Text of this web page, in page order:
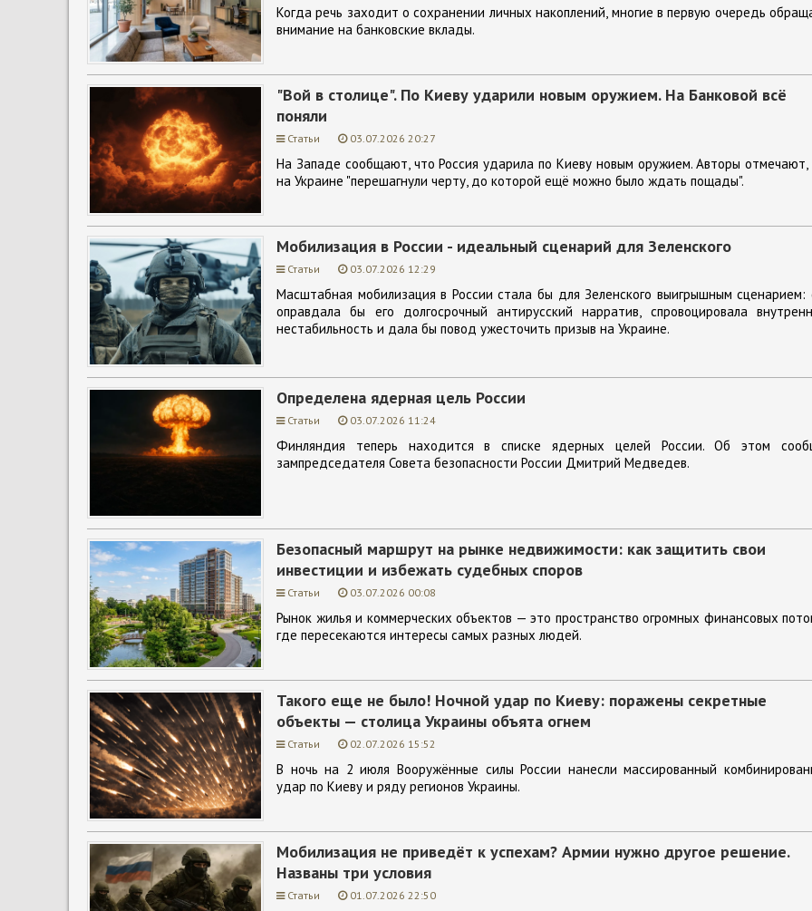
Когда речь заходит о сохранении личных накоплений, многие в первую очередь
внимание на банковские вклады.
"Вой в столице". По Киеву ударили новым оружием. На Банковой всё
поняли
Статьи 03.07.2026 20:27
На Западе сообщают, что Россия ударила по Киеву новым оружием. Авторы отмечают,
на Украине "перешагнули черту, до которой ещё можно было ждать пощады".
Мобилизация в России - идеальный сценарий для Зеленского
Статьи 03.07.2026 12:29
Масштабная мобилизация в России стала бы для Зеленского выигрышным сценарием:
оправдала бы его долгосрочный антирусский нарратив, спровоцировала
нестабильность и дала бы повод ужесточить призыв на Украине.
Определена ядерная цель России
Статьи 03.07.2026 11:24
Финляндия теперь находится в списке ядерных целей России. Об этом
зампредседателя Совета безопасности России Дмитрий Медведев.
Безопасный маршрут на рынке недвижимости: как защитить свои
инвестиции и избежать судебных споров
Статьи 03.07.2026 00:08
Рынок жилья и коммерческих объектов — это пространство огромных финансовых
где пересекаются интересы самых разных людей.
Такого еще не было! Ночной удар по Киеву: поражены секретные
объекты — столица Украины объята огнем
Статьи 02.07.2026 15:52
В ночь на 2 июля Вооружённые силы России нанесли массированный
удар по Киеву и ряду регионов Украины.
Мобилизация не приведёт к успехам? Армии нужно другое решение.
Названы три условия
Статьи 01.07.2026 22:50